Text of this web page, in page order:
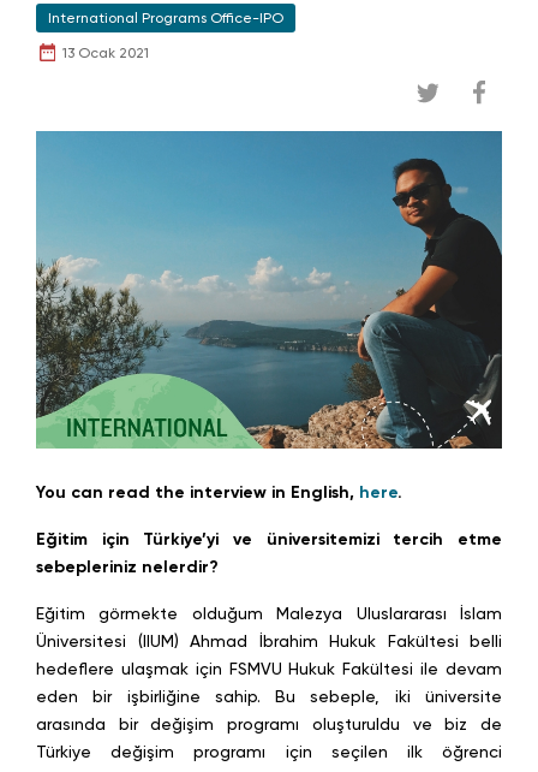
International Programs Office-IPO
13 Ocak 2021
You can read the interview in English, here.
Eğitim için Türkiye’yi ve üniversitemizi tercih etme
sebepleriniz nelerdir?
Eğitim görmekte olduğum Malezya Uluslararası İslam
Üniversitesi (IIUM) Ahmad İbrahim Hukuk Fakültesi belli
hedeflere ulaşmak için FSMVU Hukuk Fakültesi ile devam
eden bir işbirliğine sahip. Bu sebeple, iki üniversite
arasında bir değişim programı oluşturuldu ve biz de
Türkiye değişim programı için seçilen ilk öğrenci